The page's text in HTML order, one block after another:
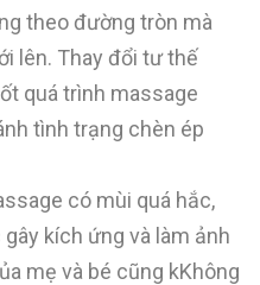
theo đường tròn mà
lên. Thay đổi tư thế
quá trình massage
tình trạng chèn ép
có mùi quá hắc,
kích ứng và làm ảnh
mẹ và bé cũng kKhông